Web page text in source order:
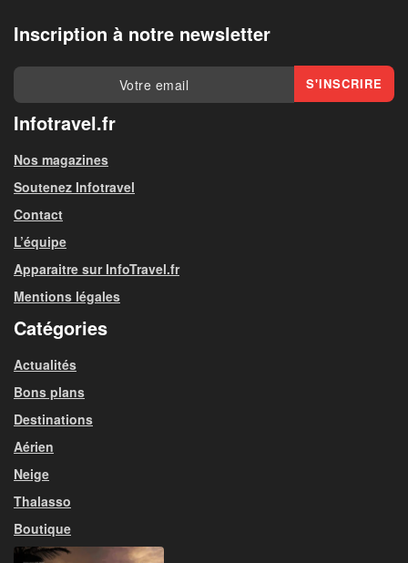
Inscription à notre newsletter
Infotravel.fr
Nos magazines
Soutenez Infotravel
Contact
L’équipe
Apparaitre sur InfoTravel.fr
Mentions légales
Catégories
Actualités
Bons plans
Destinations
Aérien
Neige
Thalasso
Boutique